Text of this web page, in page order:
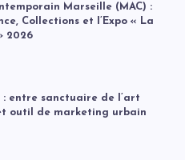
Marseille (MAC) :
Collections et l’Expo « La
2026
: entre sanctuaire de l’art
outil de marketing urbain